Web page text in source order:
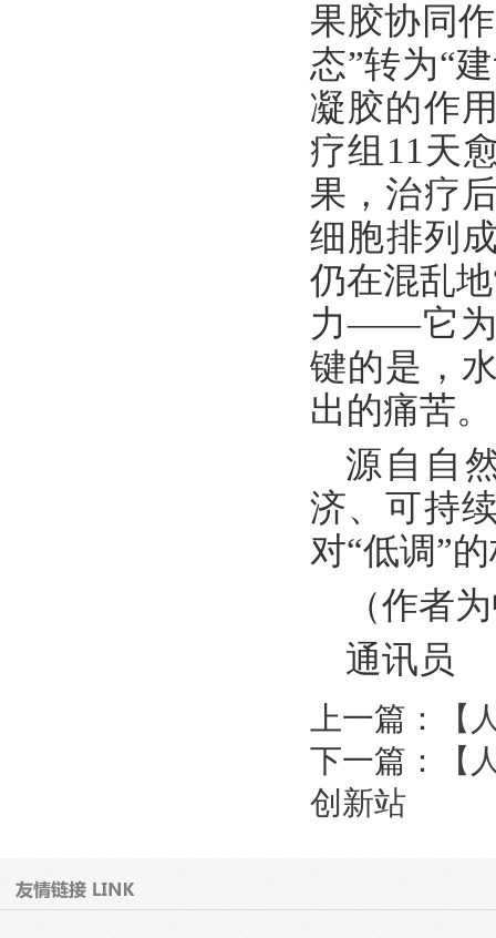
果胶协同
态”转为“
凝胶的作
疗组11天
果，治疗
细胞排列
仍在混乱
力——它为
键的是，
出的痛苦。
源自自
济、可持
对“低调”
（作者
通讯员
上一篇：
【
下一篇：
【
创新站